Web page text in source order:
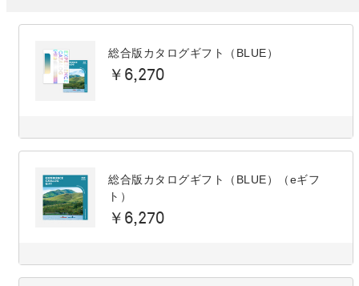
総合版カタログギフト（BLUE）
￥6,270
総合版カタログギフト（BLUE）（eギフ
ト）
￥6,270